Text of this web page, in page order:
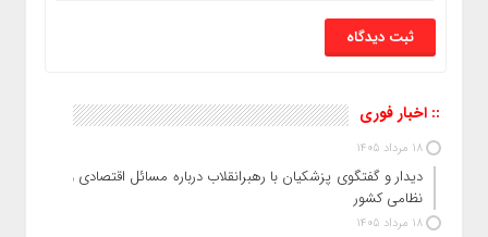
:: اخبار فوری
18 مرداد 1405
دیدار و گفتگوی پزشکیان با رهبرانقلاب درباره مسائل اقتصادی و
نظامی کشور
18 مرداد 1405